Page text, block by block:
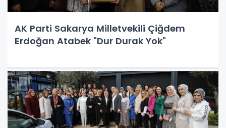
AK Parti Sakarya Milletvekili Çiğdem
Erdoğan Atabek "Dur Durak Yok"